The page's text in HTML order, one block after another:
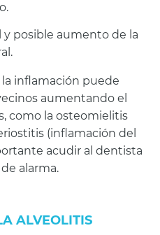
y posible aumento de la
la inflamación puede
aumentando el
como la osteomielitis
(inflamación del
acudir al dentista
alarma.
ALVEOLITIS